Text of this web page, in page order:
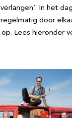
In het
door
Lees hieronder